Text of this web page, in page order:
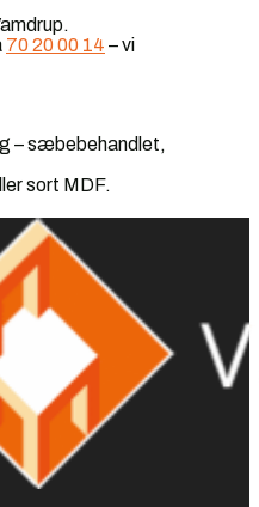
70 20 00 14 – vi
– sæbebehandlet,
sort MDF.